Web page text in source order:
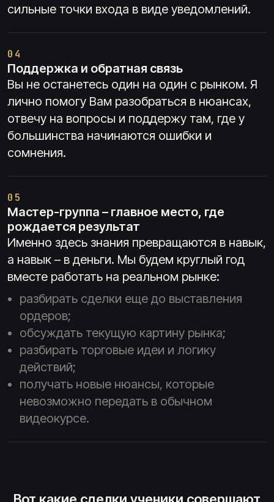
сильные точки входа в виде уведомлений.
04
Поддержка и обратная связь
Вы не останетесь один на один с рынком. Я
лично помогу Вам разобраться в нюансах,
отвечу на вопросы и поддержу там, где у
большинства начинаются ошибки и
сомнения.
05
Мастер-группа – главное место, где
рождается результат
Именно здесь знания превращаются в навык,
а навык – в деньги. Мы будем круглый год
вместе работать на реальном рынке:
разбирать сделки еще до выставления
ордеров;
обсуждать текущую картину рынка;
разбирать торговые идеи и логику
действий;
получать новые нюансы, которые
невозможно передать в обычном
видеокурсе.
Вот какие сделки ученики совершают